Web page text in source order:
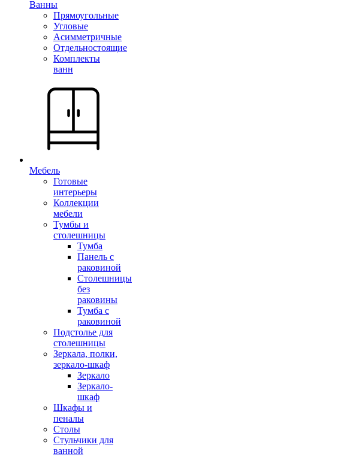
Ванны
Прямоугольные
Угловые
Асимметричные
Отдельностоящие
Комплекты
ванн
Мебель
Готовые
интерьеры
Коллекции
мебели
Тумбы и
столешницы
Тумба
Панель с
раковиной
Столешницы
без
раковины
Тумба с
раковиной
Подстолье для
столешницы
Зеркала, полки,
зеркало-шкаф
Зеркало
Зеркало-
шкаф
Шкафы и
пеналы
Столы
Стульчики для
ванной